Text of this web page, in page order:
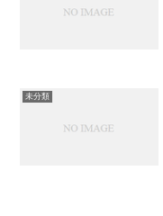
未分類